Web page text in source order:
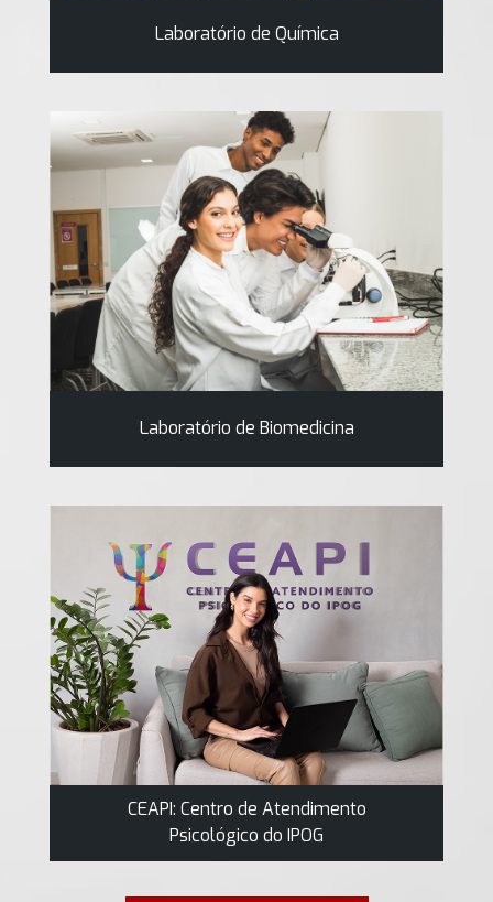
Laboratório de Química
Laboratório de Biomedicina
CEAPI: Centro de Atendimento
Psicológico do IPOG